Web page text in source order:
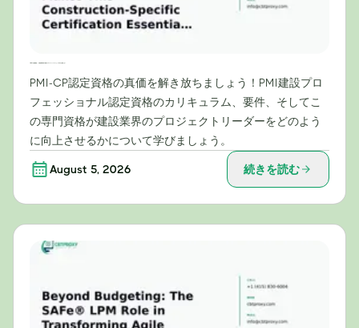
PMI-CP認定資格の真価を解き放ちましょう！PMI建設プロ
フェッショナル認定資格のカリキュラム、要件、そしてこ
の専門資格が建設業界のプロジェクトリーダーをどのよう
に向上させるかについて学びましょう。
August 5, 2026 続きを読む